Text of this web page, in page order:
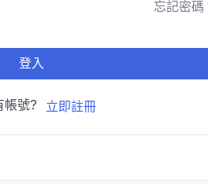
忘記密碼
登入
帳號? 立即註冊